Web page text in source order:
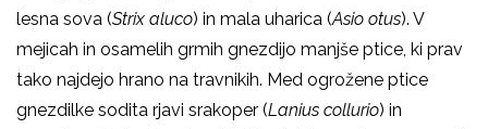
lesna sova (Strix aluco) in mala uharica (Asio otus). V
mejicah in osamelih grmih gnezdijo manjše ptice, ki prav
tako najdejo hrano na travnikih. Med ogrožene ptice
gnezdilke sodita rjavi srakoper (Lanius collurio) in